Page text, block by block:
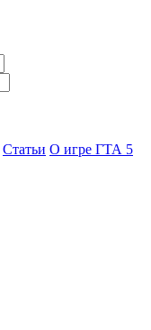
Статьи О игре ГТА 5